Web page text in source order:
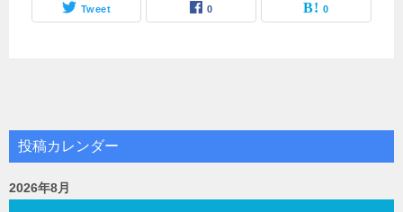
Tweet 0 0
投稿カレンダー
2026年8月